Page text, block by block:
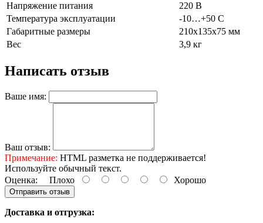
Напряжение питания
220 В
Температура эксплуатации
-10…+50 С
Габаритные размеры
210х135х75 мм
Вес
3,9 кг
Написать отзыв
Ваше имя:
Ваш отзыв:
Примечание: HTML разметка не поддерживается!
Используйте обычный текст.
Оценка: Плохо Хорошо
Отправить отзыв
Доставка и отгрузка: